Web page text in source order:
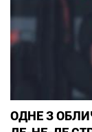
ОДНЕ З